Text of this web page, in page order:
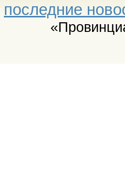
последние